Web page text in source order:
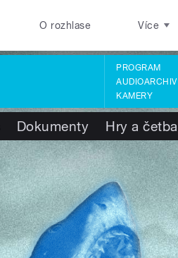
O rozhlase Více
PROGRAM
AUDIOARCHIV
KAMERY
Dokumenty Hry a četba